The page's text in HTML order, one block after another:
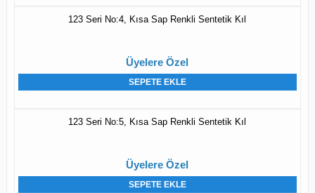
123 Seri No:4, Kısa Sap Renkli Sentetik Kıl
Üyelere Özel
SEPETE EKLE
123 Seri No:5, Kısa Sap Renkli Sentetik Kıl
Üyelere Özel
SEPETE EKLE